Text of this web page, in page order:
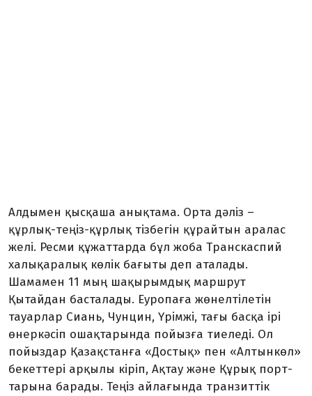
Алдымен қысқаша анықтама. Орта дәліз –
құрлық-теңіз-құрлық тізбегін құрайтын аралас
желі. Ресми құжаттарда бұл жоба Транскаспий
халықаралық көлік бағыты деп аталады.
Шамамен 11 мың шақырымдық маршрут
Қытайдан басталады. Еуропаға жөнелтілетін
тауарлар Сиань, Чунцин, Үрімжі, тағы басқа ірі
өнеркәсіп ошақтарында по­йызға тиеледі. Ол
пойыздар Қазақстанға «Достық» пен «Алтынкөл»
бекеттері ар­қы­лы кіріп, Ақтау және Құрық порт­
тарына барады. Теңіз айлағында тран­зиттік